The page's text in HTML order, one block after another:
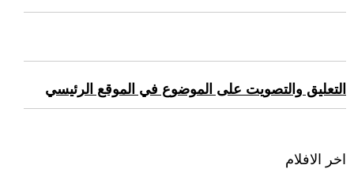
التعليق والتصويت على الموضوع في الموقع الرئيسي
اخر الافلام